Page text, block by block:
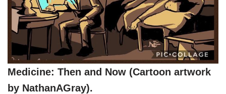
Medicine: Then and Now (Cartoon artwork
by NathanAGray).